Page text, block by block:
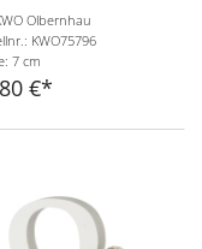
Olbernhau
KWO75796
7 cm
€